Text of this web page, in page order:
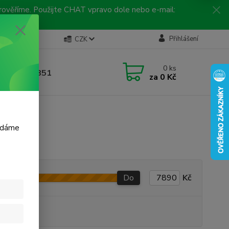
Použijte CHAT vpravo dole nebo e-mail:
Kontakty CZK Přihlášení
linka
792 217 851
9-16 hod.)
0 ks
za 0 Kč
Do Kč